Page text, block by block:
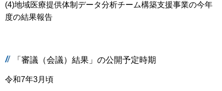
(4)地域医療提供体制データ分析チーム構築支援事業の今年
度の結果報告
「審議（会議）結果」の公開予定時期
令和7年3月頃